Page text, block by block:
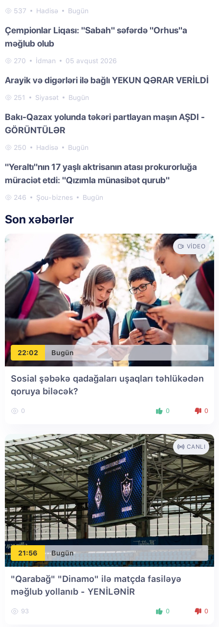
537 Hadisə Bugün
Çempionlar Liqası: "Sabah" səfərdə "Orhus"a
məğlub olub
270 İdman 05 avqust 2026
Arayik və digərləri ilə bağlı YEKUN QƏRAR VERİLDİ
251 Siyasət Bugün
Bakı-Qazax yolunda təkəri partlayan maşın AŞDI -
GÖRÜNTÜLƏR
250 Hadisə Bugün
"Yeraltı"nın 17 yaşlı aktrisanın atası prokurorluğa
müraciət etdi: "Qızımla münasibət qurub"
246 Şou-biznes Bugün
Son xəbərlər
22:02 Bugün
VIDEO
Sosial şəbəkə qadağaları uşaqları təhlükədən
qoruya biləcək?
0 0 0
21:56 Bugün
CANLI
"Qarabağ" "Dinamo" ilə matçda fasiləyə
məğlub yollanıb - YENİLƏNİR
93 0 0